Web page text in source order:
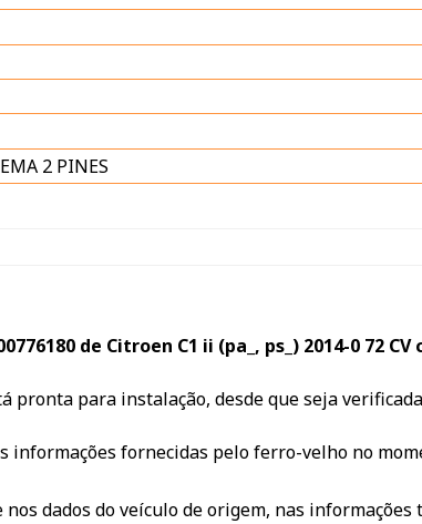
2 PINES
de Citroen C1 ii (pa_, ps_) 2014-0 72 CV
pronta para instalação, desde que seja
fornecidas pelo ferro-velho no
dados do veículo de origem, nas